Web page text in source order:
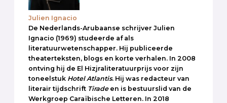
Julien Ignacio
De Nederlands-Arubaanse schrijver Julien
Ignacio (1969) studeerde af als
literatuurwetenschapper. Hij publiceerde
theaterteksten, blogs en korte verhalen. In 2008
ontving hij de El Hizjraliteratuurprijs voor zijn
toneelstuk Hotel Atlantis. Hij was redacteur van
literair tijdschrift Tiradeen is bestuurslid van de
Werkgroep Caraïbische Letteren. In 2018